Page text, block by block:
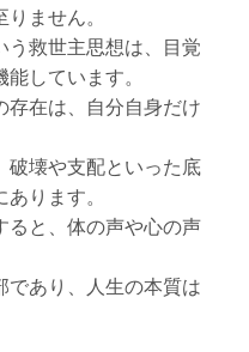
ません。
う救世主思想は、目覚
しています。
存在は、自分自身だけ
破壊や支配といった底
ります。
ると、体の声や心の声
であり、人生の本質は